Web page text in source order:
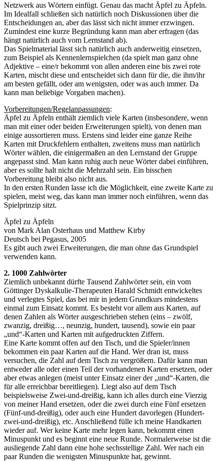
Netzwerk aus Wörtern einfügt. Genau das macht Äpfel zu Äpfeln.
Im Idealfall schließen sich natürlich noch Diskussionen über die
Entscheidungen an, aber das lässt sich nicht immer erzwingen.
Zumindest eine kurze Begründung kann man aber erfragen (das
hängt natürlich auch vom Lernstand ab).
Das Spielmaterial lässt sich natürlich auch anderweitig einsetzen,
zum Beispiel als Kennenlernspielchen (da spielt man ganz ohne
Adjektive – eine/r bekommt von allen anderen eine bis zwei rote
Karten, mischt diese und entscheidet sich dann für die, die ihm/ihr
am besten gefällt, oder am wenigsten, oder was auch immer. Da
kann man beliebige Vorgaben machen).
Vorbereitungen/Regelanpassungen:
Äpfel zu Äpfeln enthält ziemlich viele Karten (insbesondere, wenn
man mit einer oder beiden Erweiterungen spielt), von denen man
einige aussortieren muss. Erstens sind leider eine ganze Reihe
Karten mit Druckfehlern enthalten, zweitens muss man natürlich
Wörter wählen, die einigermaßen an den Lernstand der Gruppe
angepasst sind. Man kann ruhig auch neue Wörter dabei einführen,
aber es sollte halt nicht die Mehrzahl sein. Ein bisschen
Vorbereitung bleibt also nicht aus.
In den ersten Runden lasse ich die Möglichkeit, eine zweite Karte zu
spielen, meist weg, das kann man immer noch einführen, wenn das
Spielprinzip sitzt.
Äpfel zu Äpfeln
von Mark Alan Osterhaus und Matthew Kirby
Deutsch bei Pegasus, 2005
Es gibt auch zwei Erweiterungen, die man ohne das Grundspiel
verwenden kann.
2. 1000 Zahlwörter
Ziemlich unbekannt dürfte Tausend Zahlwörter sein, ein vom
Göttinger Dyskalkulie-Therapeuten Harald Schmidt entwickeltes
und verlegtes Spiel, das bei mir in jedem Grundkurs mindestens
einmal zum Einsatz kommt. Es besteht vor allem aus Karten, auf
denen Zahlen als Wörter ausgeschrieben stehen (eins – zwölf,
zwanzig, dreißig…, neunzig, hundert, tausend), sowie ein paar
„und“-Karten und Karten mit aufgedruckten Ziffern.
Eine Karte kommt offen auf den Tisch, und die Spieler/innen
bekommen ein paar Karten auf die Hand. Wer dran ist, muss
versuchen, die Zahl auf dem Tisch zu vergrößern. Dafür kann man
entweder alle oder einen Teil der vorhandenen Karten ersetzen, oder
aber etwas anlegen (meist unter Einsatz einer der „und“-Karten, die
für alle erreichbar bereitliegen). Liegt also auf dem Tisch
beispielsweise Zwei-und-dreißig, kann ich alles durch eine Vierzig
von meiner Hand ersetzen, oder die zwei durch eine Fünf ersetzen
(Fünf-und-dreißig), oder auch eine Hundert davorlegen (Hundert-
zwei-und-dreißig), etc. Anschließend fülle ich meine Handkarten
wieder auf. Wer keine Karte mehr legen kann, bekommt einen
Minuspunkt und es beginnt eine neue Runde. Normalerweise ist die
ausliegende Zahl dann eine hohe sechsstellige Zahl. Wer nach ein
paar Runden die wenigsten Minuspunkte hat, gewinnt.